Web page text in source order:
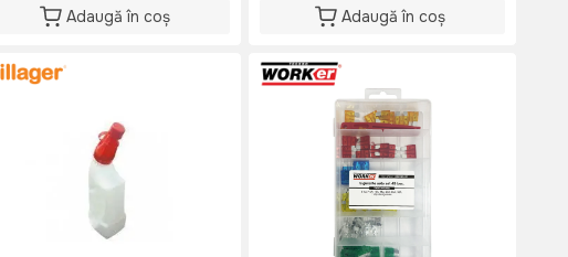
Adaugă în coș Adaugă în coș